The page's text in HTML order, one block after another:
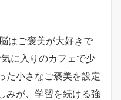
はご褒美が大好きで
に入りのカフェで少
た小さなご褒美を設定
みが、学習を続ける強